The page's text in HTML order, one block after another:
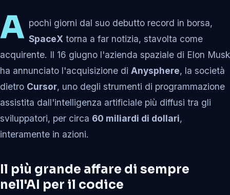
A pochi giorni dal suo debutto record in borsa,
SpaceX torna a far notizia, stavolta come
acquirente. Il 16 giugno l'azienda spaziale di Elon Musk
ha annunciato l'acquisizione di Anysphere, la società
dietro Cursor, uno degli strumenti di programmazione
assistita dall'intelligenza artificiale più diffusi tra gli
sviluppatori, per circa 60 miliardi di dollari,
interamente in azioni.
Il più grande affare di sempre
nell'AI per il codice